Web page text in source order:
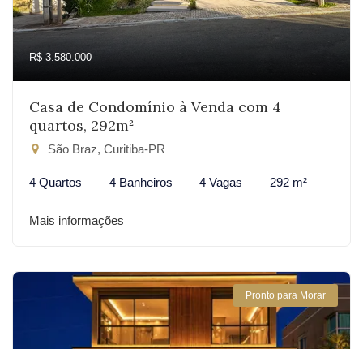
R$ 3.580.000
Casa de Condomínio à Venda com 4
quartos, 292m²
São Braz, Curitiba-PR
4 Quartos 4 Banheiros 4 Vagas 292 m²
Mais informações
Pronto para Morar